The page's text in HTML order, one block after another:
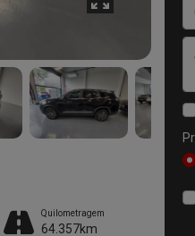
Quilometragem
64.357km